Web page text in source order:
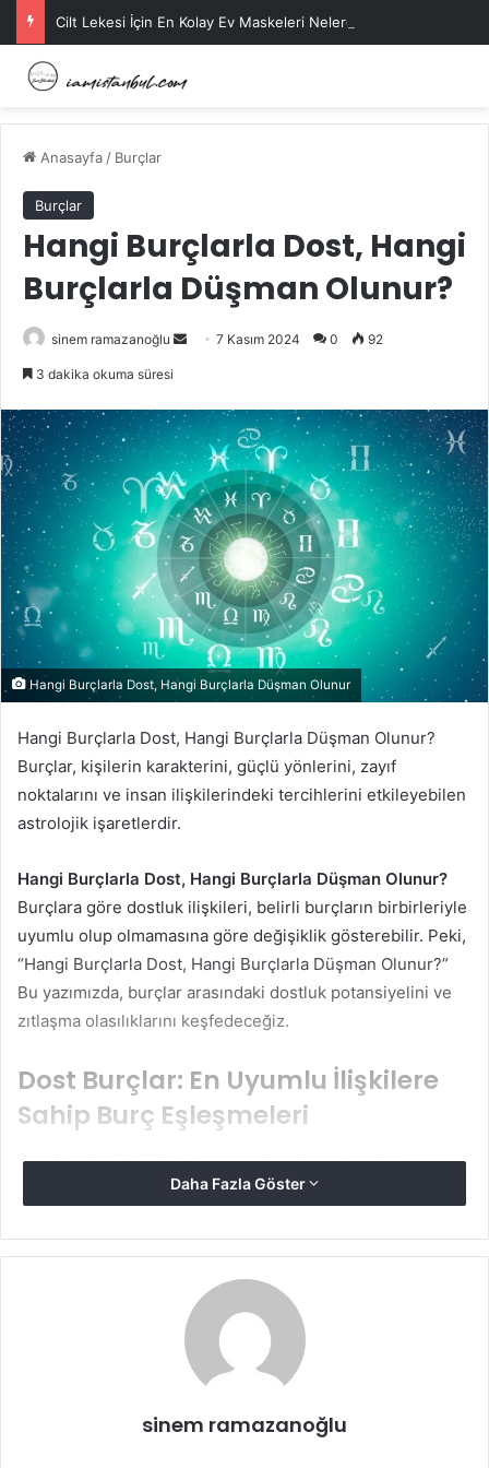
Cilt Lekesi İçin En Kolay Ev Maskeleri Nelerdir?
Anasayfa / Burçlar
Burçlar
Hangi Burçlarla Dost, Hangi
Burçlarla Düşman Olunur?
sinem ramazanoğlu
Bir
göndermek
7 Kasım 2024 0 92
3 dakika okuma süresi
Hangi Burçlarla Dost, Hangi Burçlarla Düşman Olunur
Hangi Burçlarla Dost, Hangi Burçlarla Düşman Olunur?
Burçlar, kişilerin karakterini, güçlü yönlerini, zayıf
noktalarını ve insan ilişkilerindeki tercihlerini etkileyebilen
astrolojik işaretlerdir.
Hangi Burçlarla Dost, Hangi Burçlarla Düşman Olunur?
Burçlara göre dostluk ilişkileri, belirli burçların birbirleriyle
uyumlu olup olmamasına göre değişiklik gösterebilir. Peki,
“Hangi Burçlarla Dost, Hangi Burçlarla Düşman Olunur?”
Bu yazımızda, burçlar arasındaki dostluk potansiyelini ve
zıtlaşma olasılıklarını keşfedeceğiz.
Dost Burçlar: En Uyumlu İlişkilere
Sahip Burç Eşleşmeleri
Bazı burçlar, kişilikleri ve yaşam tarzları açısından
birbirleriyle mükemmel bir uyum sağlarlar. Dost burçlar,
paylaşır ve birbirlerini desteklerler. İşte bazı uyumlu burç
Koç burcunun enerjik, cesur ve girişimci
yapısı, Yay burcunun özgür ruhlu ve maceracı
karakteriyle uyum içindedir. Bu iki burç, heyecan
verici ve dinamik bir dostluk kurabilir. Koç ve Yay
birlikte pek çok maceraya atılabilir ve birbirlerinin
Daha Fazla Göster
sinem ramazanoğlu